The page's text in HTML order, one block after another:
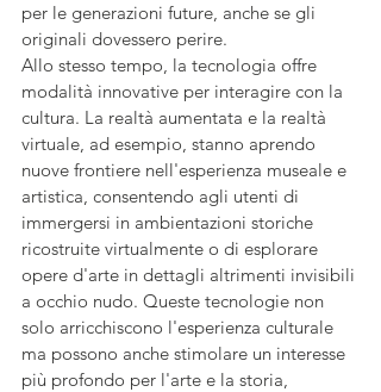
per le generazioni future, anche se gli
originali dovessero perire.
Allo stesso tempo, la tecnologia offre
modalità innovative per interagire con la
cultura. La realtà aumentata e la realtà
virtuale, ad esempio, stanno aprendo
nuove frontiere nell'esperienza museale e
artistica, consentendo agli utenti di
immergersi in ambientazioni storiche
ricostruite virtualmente o di esplorare
opere d'arte in dettagli altrimenti invisibili
a occhio nudo. Queste tecnologie non
solo arricchiscono l'esperienza culturale
ma possono anche stimolare un interesse
più profondo per l'arte e la storia,